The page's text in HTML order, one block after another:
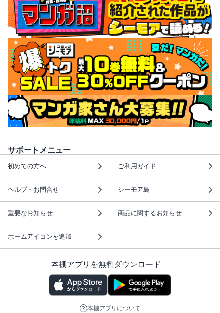
サポートメニュー
初めての方へ ご利用ガイド
ヘルプ・お問合せ シーモア島
重要なお知らせ 商品に関するお知らせ
ホームアイコンを追加
本棚アプリを無料ダウンロード！
本棚アプリについて